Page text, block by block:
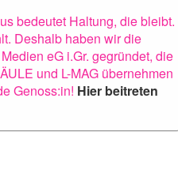
bedeutet Haltung, die bleibt.
Deshalb haben wir die
eG i.Gr. gegründet, die
und L-MAG übernehmen
Genoss:in! Hier beitreten